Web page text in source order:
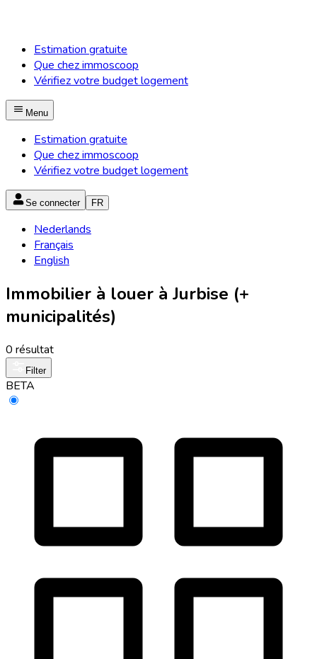
Estimation gratuite
Que chez immoscoop
Vérifiez votre budget logement
Menu
Estimation gratuite
Que chez immoscoop
Vérifiez votre budget logement
Se connecter FR
Nederlands
Français
English
Immobilier à louer à Jurbise (+
municipalités)
0 résultat
Filter
BETA